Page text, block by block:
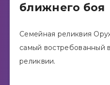
ближнего боя
Семейная реликвия
самый востребованный
реликвии.